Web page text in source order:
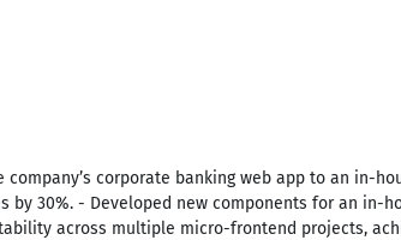
corporate banking web app to an in-
by 30%. - Developed new components for an in-
across multiple micro-frontend projects,